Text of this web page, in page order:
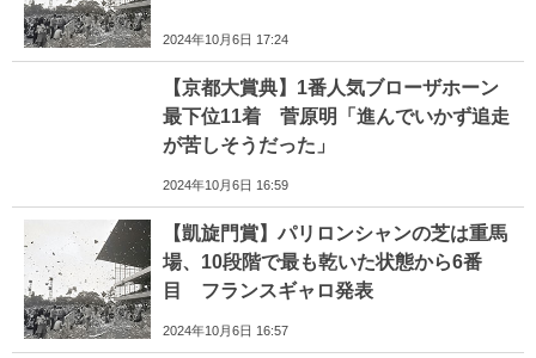
2024年10月6日 17:24
【京都大賞典】1番人気ブローザホーン
最下位11着 菅原明「進んでいかず追走
が苦しそうだった」
2024年10月6日 16:59
【凱旋門賞】パリロンシャンの芝は重馬
場、10段階で最も乾いた状態から6番
目 フランスギャロ発表
2024年10月6日 16:57